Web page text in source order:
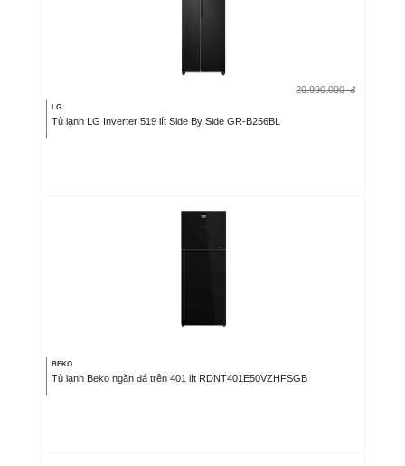
20.990.000 đ
LG
Tủ lạnh LG Inverter 519 lít Side By Side GR-B256BL
BEKO
Tủ lạnh Beko ngăn đá trên 401 lít RDNT401E50VZHFSGB